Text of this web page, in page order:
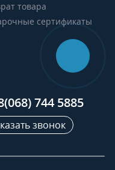
товара
сертификаты
744 5885
звонок